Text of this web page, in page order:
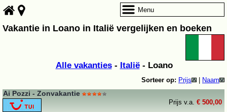
Vakantie in Loano in Italië vergelijken en boeken
Alle vakanties- Italië- Loano
Sorteer op: Prijs Naam
Ai Pozzi - Zonvakantie
Prijs v.a. € 500,00
Menu